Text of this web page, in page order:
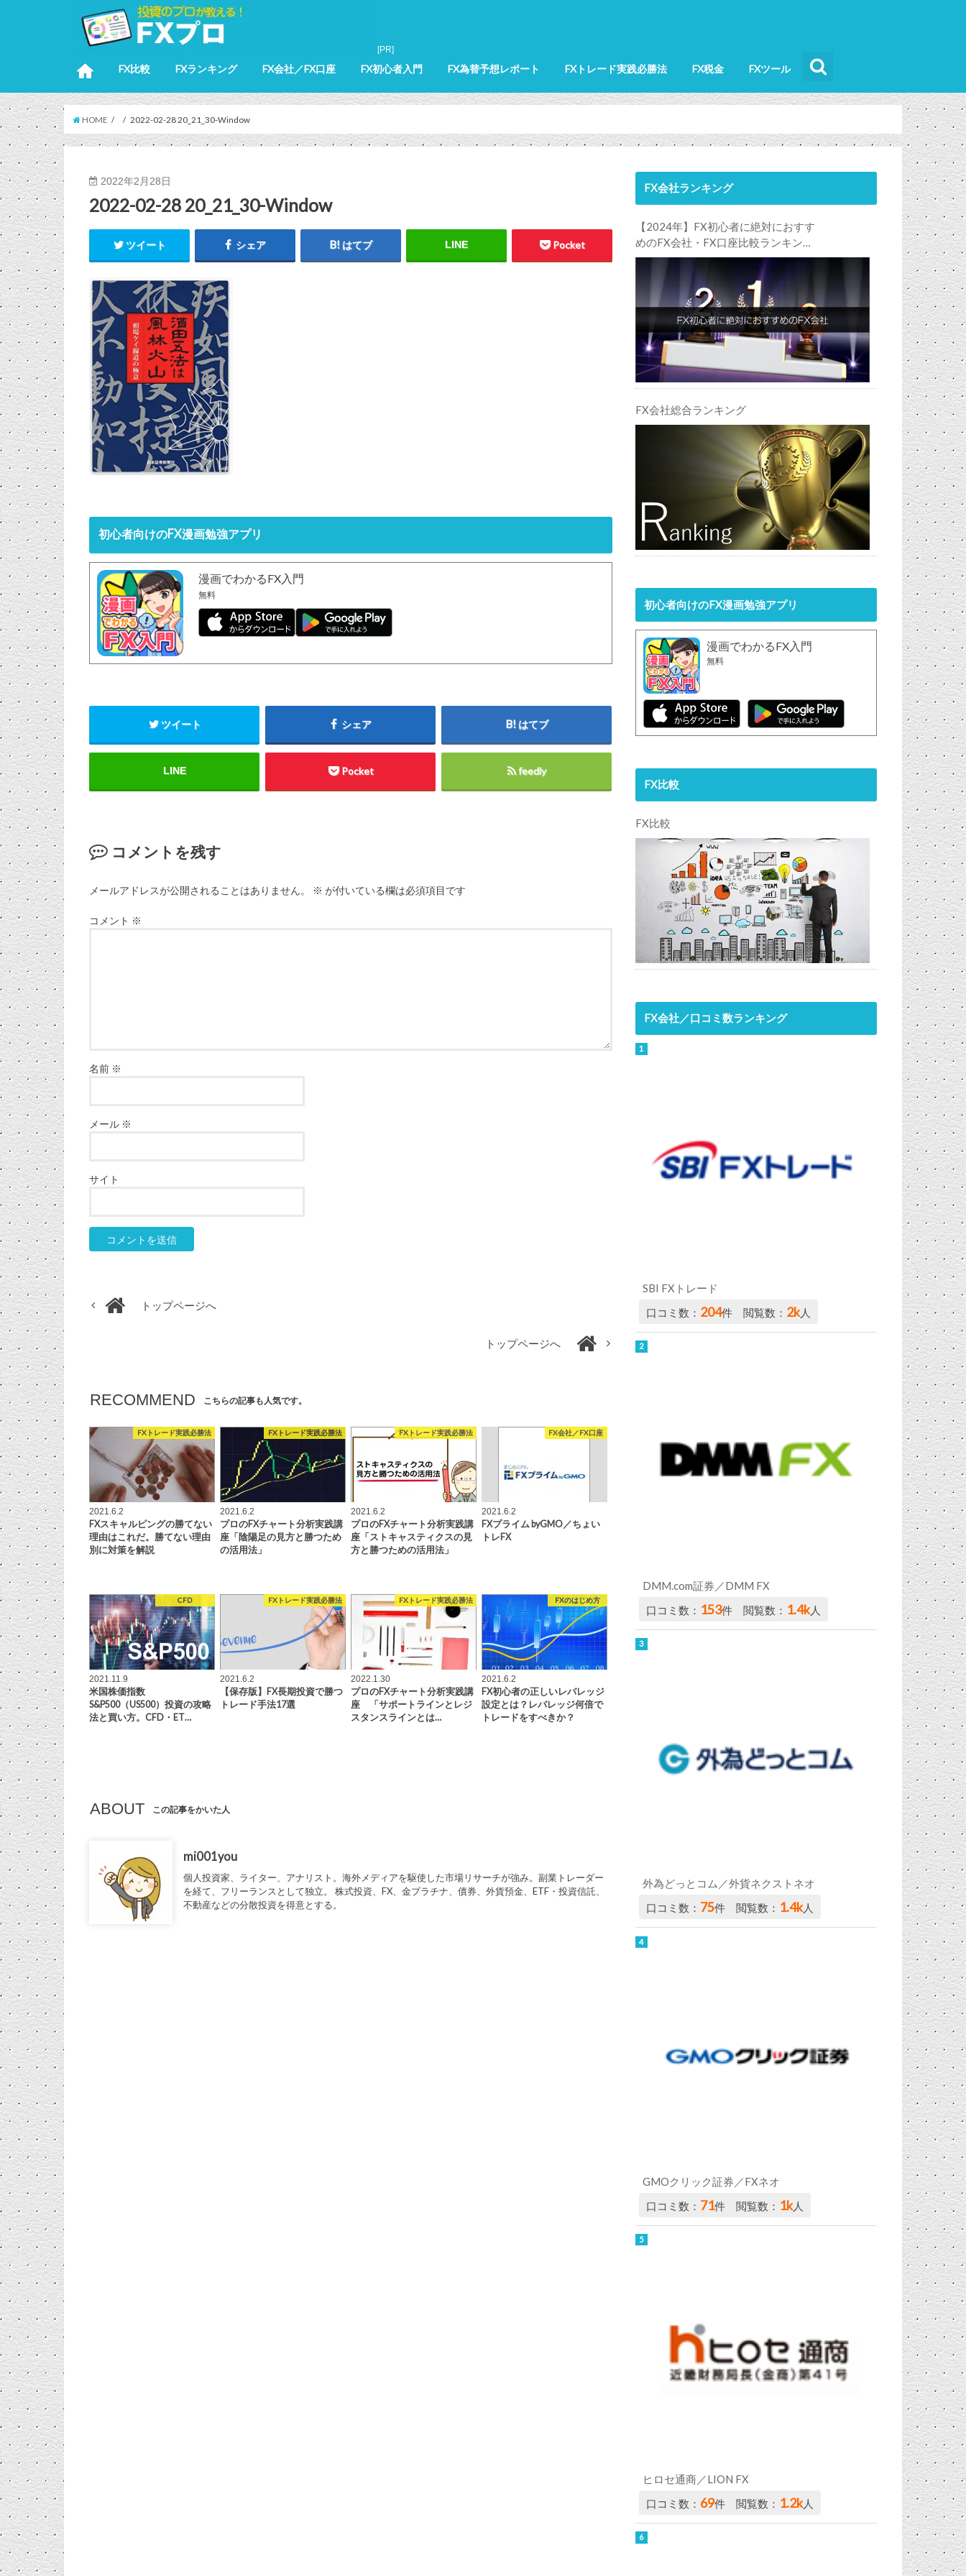
FX比較 FXランキング FX会社／FX口座 FX初心者入門 FX為替予想レポート FXトレード実践必勝法 FX税金 FXツール
HOME 2022-02-28 20_21_30-Window
2022年2月28日
2022-02-28 20_21_30-Window
ツイート シェア はてブ LINE Pocket
初心者向けのFX漫画勉強アプリ
漫画でわかるFX入門
無料
ツイート シェア はてブ
LINE Pocket feedly
コメントを残す
メールアドレスが公開されることはありません。 ※ が付いている欄は必須項目です
コメント ※
名前 ※
メール ※
サイト
トップページへ
トップページへ
RECOMMEND こちらの記事も人気です。
FXトレード実践必勝法
2021.6.2
FXスキャルピングの勝てない
理由はこれだ。勝てない理由
別に対策を解説
FXトレード実践必勝法
2021.6.2
プロのFXチャート分析実践講
座「陰陽足の見方と勝つため
の活用法」
FXトレード実践必勝法
2021.6.2
プロのFXチャート分析実践講
座「ストキャスティクスの見
方と勝つための活用法」
FX会社／FX口座
2021.6.2
FXプライム byGMO／ちょい
トレFX
CFD
2021.11.9
米国株価指数
S&P500（US500）投資の攻略
法と買い方。CFD・ET…
FXトレード実践必勝法
2021.6.2
【保存版】FX長期投資で勝つ
トレード手法17選
FXトレード実践必勝法
2022.1.30
プロのFXチャート分析実践講
座 「サポートラインとレジ
スタンスラインとは…
FXのはじめ方
2021.6.2
FX初心者の正しいレバレッジ
設定とは？レバレッジ何倍で
トレードをすべきか？
ABOUT この記事をかいた人
mi001you
個人投資家、ライター、アナリスト。海外メディアを駆使した市場リサーチが強み。副業トレーダー
を経て、フリーランスとして独立。 株式投資、FX、金プラチナ、債券、外貨預金、ETF・投資信託、
不動産などの分散投資を得意とする。
FX会社ランキング
【2024年】FX初心者に絶対におすす
めのFX会社・FX口座比較ランキン
グ。FX初心者におすすめの理由・注
意点も合わせて解説します！
FX会社総合ランキング
初心者向けのFX漫画勉強アプリ
漫画でわかるFX入門
無料
FX比較
FX比較
FX会社／口コミ数ランキング
SBI FXトレード
口コミ数： 204件 閲覧数： 2k人
DMM.com証券／DMM FX
口コミ数： 153件 閲覧数： 1.4k人
外為どっとコム／外貨ネクストネオ
口コミ数： 75件 閲覧数： 1.4k人
GMOクリック証券／FXネオ
口コミ数： 71件 閲覧数： 1k人
ヒロセ通商／LION FX
口コミ数： 69件 閲覧数： 1.2k人